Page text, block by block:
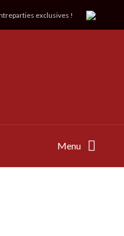
exclusives !
Menu